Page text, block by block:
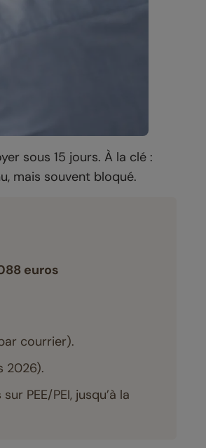
sous 15 jours. À la clé :
mais souvent bloqué.
euros
courrier).
2026).
PEE/PEI, jusqu’à la